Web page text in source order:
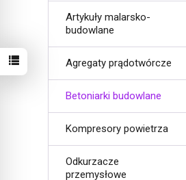
Artykuły malarsko-
budowlane
Agregaty prądotwórcze
Betoniarki budowlane
Kompresory powietrza
Odkurzacze
przemysłowe